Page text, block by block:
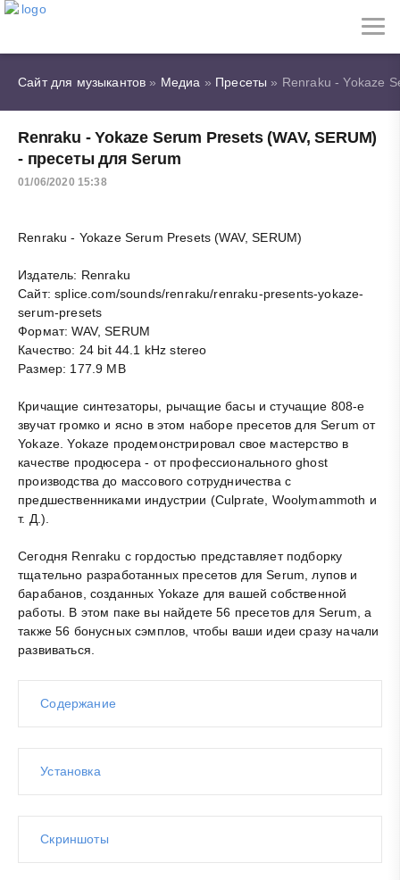
Сайт для музыкантов » Медиа » Пресеты » Renraku - Yokaze
Renraku - Yokaze Serum Presets (WAV, SERUM)
- пресеты для Serum
01/06/2020 15:38
Renraku - Yokaze Serum Presets (WAV, SERUM)
Издатель: Renraku
Сайт: splice.com/sounds/renraku/renraku-presents-yokaze-
serum-presets
Формат: WAV, SERUM
Качество: 24 bit 44.1 kHz stereo
Размер: 177.9 MB
Кричащие синтезаторы, рычащие басы и стучащие 808-е
звучат громко и ясно в этом наборе пресетов для Serum от
Yokaze. Yokaze продемонстрировал свое мастерство в
качестве продюсера - от профессионального ghost
производства до массового сотрудничества с
предшественниками индустрии (Culprate, Woolymammoth и
т. Д.).
Сегодня Renraku с гордостью представляет подборку
тщательно разработанных пресетов для Serum, лупов и
барабанов, созданных Yokaze для вашей собственной
работы. В этом паке вы найдете 56 пресетов для Serum, а
также 56 бонусных сэмплов, чтобы ваши идеи сразу начали
развиваться.
Содержание
Установка
Скриншоты